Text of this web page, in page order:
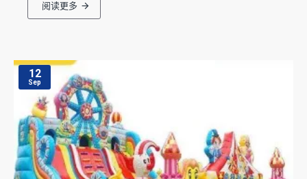
阅读更多
12
Sep